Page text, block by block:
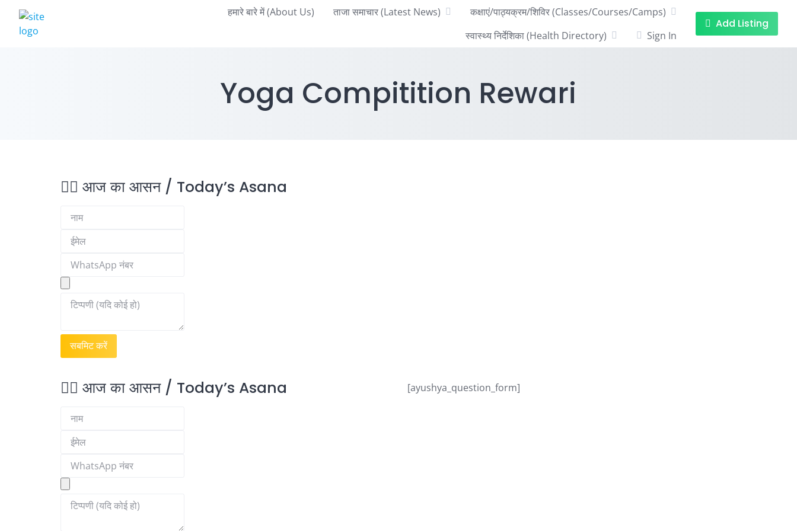
content
हमारे बारे में (About Us) ताजा समाचार (Latest News)
कक्षाएं/पाठ्यक्रम/शिविर (Classes/Courses/Camps)
स्वास्थ्य निर्देशिका (Health Directory)
Sign In
Add Listing
Yoga Compitition Rewari
🧘‍♂️ आज का आसन / Today’s Asana
🧘‍♂️ आज का आसन / Today’s Asana [ayushya_question_form]